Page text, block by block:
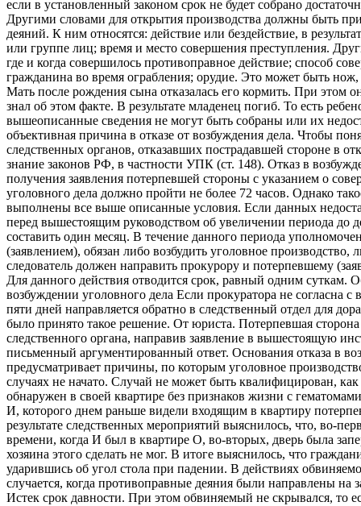
если в установленный законом срок не будет собрано
Другими словами для открытия производства должны быть
деяний. К ним относятся: действие или бездействие, в
или группе лиц; время и место совершения преступления.
где и когда совершилось противоправное действие; способ
гражданина во время ограбления; орудие. Это может быть
Мать после рождения сына отказалась его кормить. При этом
знал об этом факте. В результате младенец погиб. То есть
вышеописанные сведения не могут быть собраны или их
объективная причина в отказе от возбуждения дела. Чтобы
следственных органов, отказавших пострадавшей стороне в
знание законов РФ, в частности УПК (ст. 148). Отказ в
получения заявления потерпевшей стороны с указанием о
уголовного дела должно пройти не более 72 часов. Однако
выполнены все выше описанные условия. Если данных
перед вышестоящим руководством об увеличении периода до
составить один месяц. В течение данного периода
(заявлением), обязан либо возбудить уголовное производство,
следователь должен направить прокурору и потерпевшему
Для данного действия отводится срок, равный одним суткам.
возбуждении уголовного дела Если прокуратора не согласна
пяти дней направляется обратно в следственный отдел для
было принято такое решение. От юриста. Потерпевшая
следственного органа, направив заявление в вышестоящую
письменный аргументированный ответ. Основания отказа в
предусматривает причины, по которым уголовное
случаях не начато. Случай не может быть квалифицирован,
обнаружен в своей квартире без признаков жизни с
И, которого днем раньше видели входящим в квартиру
результате следственных мероприятий выяснилось, что, во-
времени, когда И был в квартире О, во-вторых, дверь была
хозяина этого сделать не мог. В итоге выяснилось, что
ударившись об угол стола при падении. В действиях
случается, когда противоправные деяния были направлены на
Истек срок давности. При этом обвиняемый не скрывался, то